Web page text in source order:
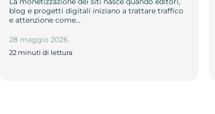
blog e progetti digitali iniziano a trattare traffico
e attenzione come…
28 maggio 2026
22 minuti di lettura